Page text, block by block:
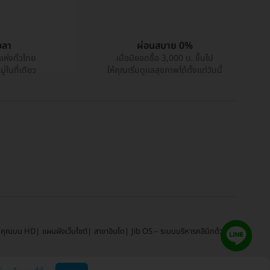
า
งทั่วไทย
ในที่เดียว
ผ่อนสบาย 0%
เมื่อมียอดซื้อ 3,000 บ. ขึ้นไป
ให้คุณเริ่มดูแลสุขภาพได้ตั้งแต่วันนี้
คุณบน HD แผนผังเว็บไซต์ สาขาอินโด Jib OS – ระบบบริหารคลินิกด้วย AI